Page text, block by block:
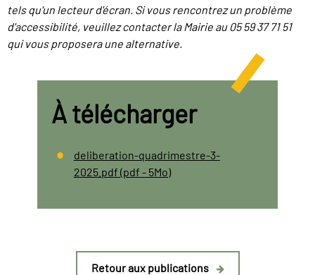
tels qu'un lecteur d'écran. Si vous rencontrez un problème
d'accessibilité, veuillez contacter la Mairie au 05 59 37 71 51
qui vous proposera une alternative.
À télécharger
deliberation-quadrimestre-3-
2025.pdf (pdf - 5Mo)
Retour aux publications